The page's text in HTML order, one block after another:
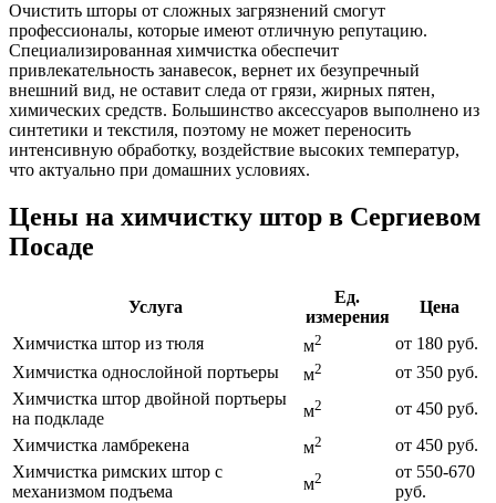
Очистить шторы от сложных загрязнений смогут
профессионалы, которые имеют отличную репутацию.
Специализированная химчистка обеспечит
привлекательность занавесок, вернет их безупречный
внешний вид, не оставит следа от грязи, жирных пятен,
химических средств. Большинство аксессуаров выполнено из
синтетики и текстиля, поэтому не может переносить
интенсивную обработку, воздействие высоких температур,
что актуально при домашних условиях.
Цены на химчистку штор в Сергиевом
Посаде
Услуга
Ед.
измерения
Цена
Химчистка штор из тюля
м2
от 180 руб.
Химчистка однослойной портьеры
м2
от 350 руб.
Химчистка штор двойной портьеры
на подкладе
м2
от 450 руб.
Химчистка ламбрекена
м2
от 450 руб.
Химчистка римских штор с
механизмом подъема
м2
от 550-670
руб.